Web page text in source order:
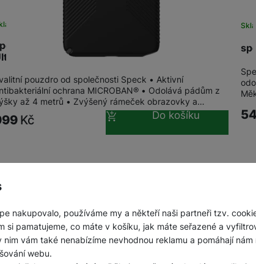
nakupovalo, používáme my a někteří naši partneři tzv.
si pamatujeme, co máte v košíku, jak máte seřazené a
nim vám také nenabízíme nevhodnou reklamu a pomáhají
webu.
Presidio2 Grip + Magnet Galaxy S26
na 27 prodejnách
pouzdro od společnosti Speck • Aktivní
ochrana MICROBAN® • Odolává pádům z
až 4 metrů • Zvýšený rámeček obrazovky a…
Kč Do košíku